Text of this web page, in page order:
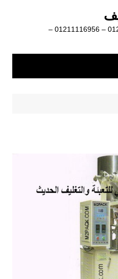
ماكينات تعبئة وتغليف 01211116954 – 01211116956 –